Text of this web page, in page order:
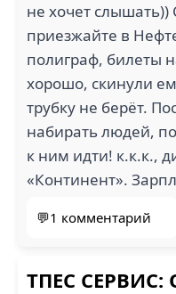
не хочет слышать))
приезжайте в
полиграф, билеты
хорошо, скинули
трубку не берёт.
набирать людей,
к ним идти! к.к.к.,
«Континент».
💬1 комментарий
ТПЕС СЕРВИС: